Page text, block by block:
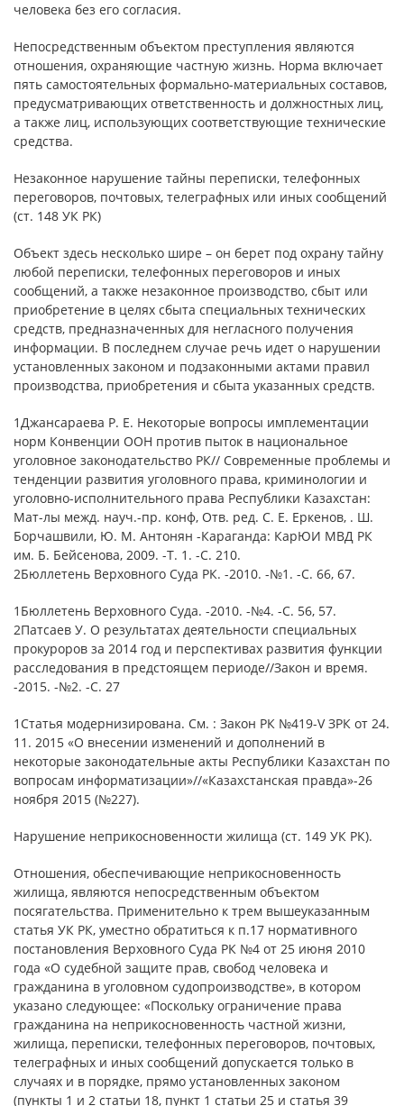
человека без его согласия.
Непосредственным объектом преступления являются
отношения, охраняющие частную жизнь. Норма включает
пять самостоятельных формально-материальных составов,
предусматривающих ответственность и должностных лиц,
а также лиц, использующих соответствующие технические
средства.
Незаконное нарушение тайны переписки, телефонных
переговоров, почтовых, телеграфных или иных сообщений
(ст. 148 УК РК)
Объект здесь несколько шире – он берет под охрану тайну
любой переписки, телефонных переговоров и иных
сообщений, а также незаконное производство, сбыт или
приобретение в целях сбыта специальных технических
средств, предназначенных для негласного получения
информации. В последнем случае речь идет о нарушении
установленных законом и подзаконными актами правил
производства, приобретения и сбыта указанных средств.
1Джансараева Р. Е. Некоторые вопросы имплементации
норм Конвенции ООН против пыток в национальное
уголовное законодательство РК// Современные проблемы и
тенденции развития уголовного права, криминологии и
уголовно-исполнительного права Республики Казахстан:
Мат-лы межд. науч.-пр. конф, Отв. ред. С. Е. Еркенов, . Ш.
Борчашвили, Ю. М. Антонян -Караганда: КарЮИ МВД РК
им. Б. Бейсенова, 2009. -Т. 1. -С. 210.
2Бюллетень Верховного Суда РК. -2010. -№1. -С. 66, 67.
1Бюллетень Верховного Суда. -2010. -№4. -С. 56, 57.
2Патсаев У. О результатах деятельности специальных
прокуроров за 2014 год и перспективах развития функции
расследования в предстоящем периоде//Закон и время.
-2015. -№2. -С. 27
1Статья модернизирована. См. : Закон РК №419-V ЗРК от 24.
11. 2015 «О внесении изменений и дополнений в
некоторые законодательные акты Республики Казахстан по
вопросам информатизации»//«Казахстанская правда»-26
ноября 2015 (№227).
Нарушение неприкосновенности жилища (ст. 149 УК РК).
Отношения, обеспечивающие неприкосновенность
жилища, являются непосредственным объектом
посягательства. Применительно к трем вышеуказанным
статья УК РК, уместно обратиться к п.17 нормативного
постановления Верховного Суда РК №4 от 25 июня 2010
года «О судебной защите прав, свобод человека и
гражданина в уголовном судопроизводстве», в котором
указано следующее: «Поскольку ограничение права
гражданина на неприкосновенность частной жизни,
жилища, переписки, телефонных переговоров, почтовых,
телеграфных и иных сообщений допускается только в
случаях и в порядке, прямо установленных законом
(пункты 1 и 2 статьи 18, пункт 1 статьи 25 и статья 39